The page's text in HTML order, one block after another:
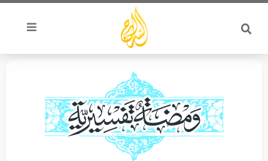
تخطي
المحتوى